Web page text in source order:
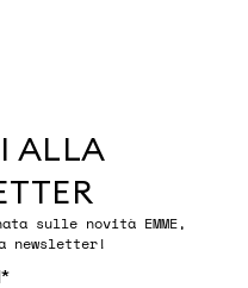
ALLA
sulle novità EMME,